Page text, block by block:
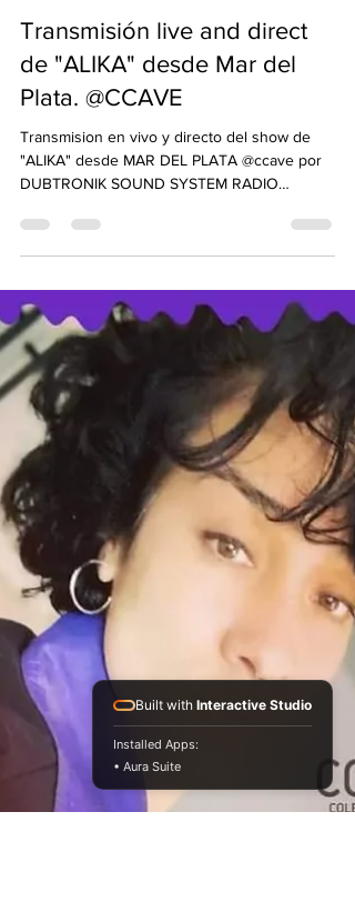
25 feb 2023
1 min de lectura
Transmisión live and direct
de "ALIKA" desde Mar del
Plata. @CCAVE
Transmision en vivo y directo del show de
DUBTRONIK SOUND SYSTEM RADIO
Built with Interactive Studio
Installed Apps:
• Aura Suite